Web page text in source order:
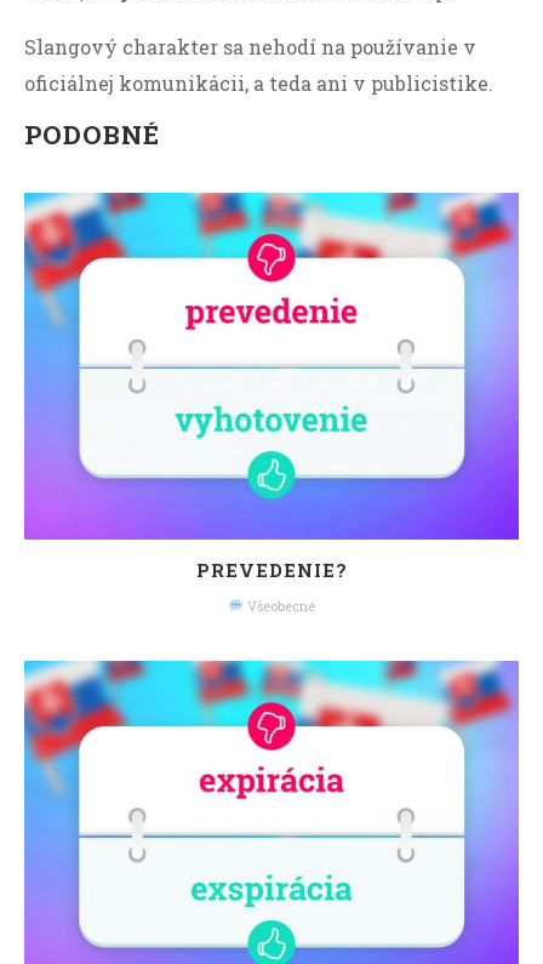
Slangový charakter sa nehodí na používanie v
oficiálnej komunikácii, a teda ani v publicistike.
PODOBNÉ
PREVEDENIE?
Všeobecné